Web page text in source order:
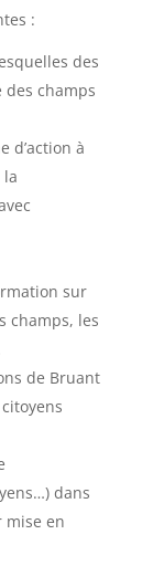
:
des
champs
d’action à
la
sur
champs, les
de Bruant
dans
mise en